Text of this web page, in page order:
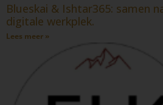
Blueskai & Ishtar365: samen
digitale werkplek.
Lees meer »